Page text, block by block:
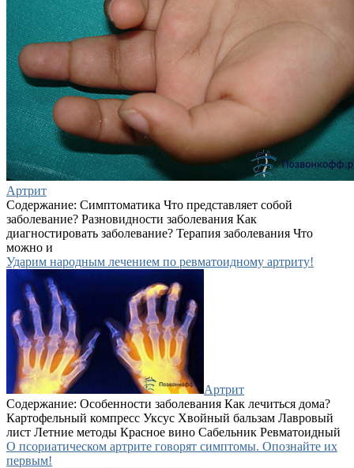
Артрит
Содержание: Симптоматика Что представляет собой
заболевание? Разновидности заболевания Как
диагностировать заболевание? Терапия заболевания Что
можно и
Ударим народным лечением по ревматоидному артриту!
Артрит
Содержание: Особенности заболевания Как лечиться дома?
Картофельный компресс Уксус Хвойный бальзам Лавровый
лист Летние методы Красное вино Сабельник Ревматоидный
О псориатическом артрите говорят симптомы. Опознайте их
первым!